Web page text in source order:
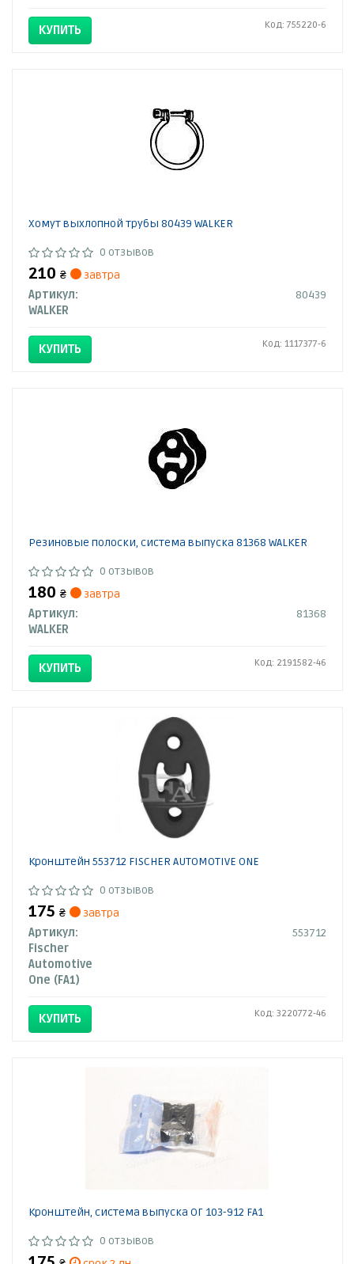
КУПИТЬ Код: 755220-6
Хомут выхлопной трубы 80439 WALKER
0 отзывов
210 ₴
завтра
Артикул:
80439
WALKER
КУПИТЬ Код: 1117377-6
Резиновые полоски, система выпуска 81368 WALKER
0 отзывов
180 ₴
завтра
Артикул:
81368
WALKER
КУПИТЬ Код: 2191582-46
Кронштейн 553712 FISCHER AUTOMOTIVE ONE
0 отзывов
175 ₴
завтра
Артикул:
553712
Fischer
Automotive
One (FA1)
КУПИТЬ Код: 3220772-46
Кронштейн, система выпуска ОГ 103-912 FA1
0 отзывов